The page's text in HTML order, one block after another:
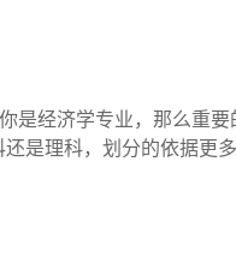
是经济学专业，那么重
是理科，划分的依据更